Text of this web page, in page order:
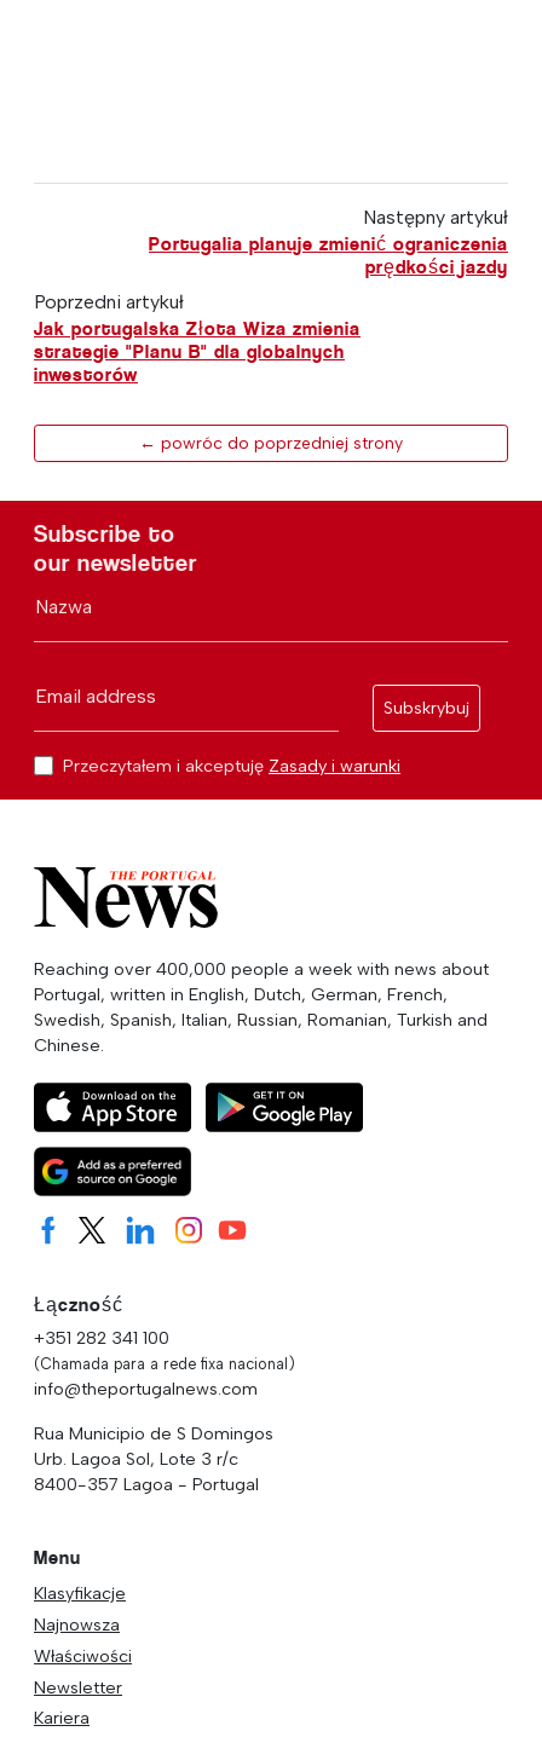
Następny artykuł
Portugalia planuje zmienić ograniczenia
prędkości jazdy
Poprzedni artykuł
Jak portugalska Złota Wiza zmienia
strategie "Planu B" dla globalnych
inwestorów
← powróc do poprzedniej strony
Subscribe to
our newsletter
Nazwa
Email address
Subskrybuj
Przeczytałem i akceptuję Zasady i warunki
Reaching over 400,000 people a week with news about
Portugal, written in English, Dutch, German, French,
Swedish, Spanish, Italian, Russian, Romanian, Turkish and
Chinese.
Łączność
+351 282 341 100
(Chamada para a rede fixa nacional)
info@theportugalnews.com
Rua Municipio de S Domingos
Urb. Lagoa Sol, Lote 3 r/c
8400-357 Lagoa - Portugal
Menu
Klasyfikacje
Najnowsza
Właściwości
Newsletter
Kariera